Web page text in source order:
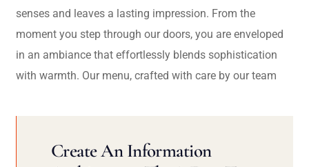
senses and leaves a lasting impression. From the
moment you step through our doors, you are enveloped
in an ambiance that effortlessly blends sophistication
with warmth. Our menu, crafted with care by our team
Create An Information